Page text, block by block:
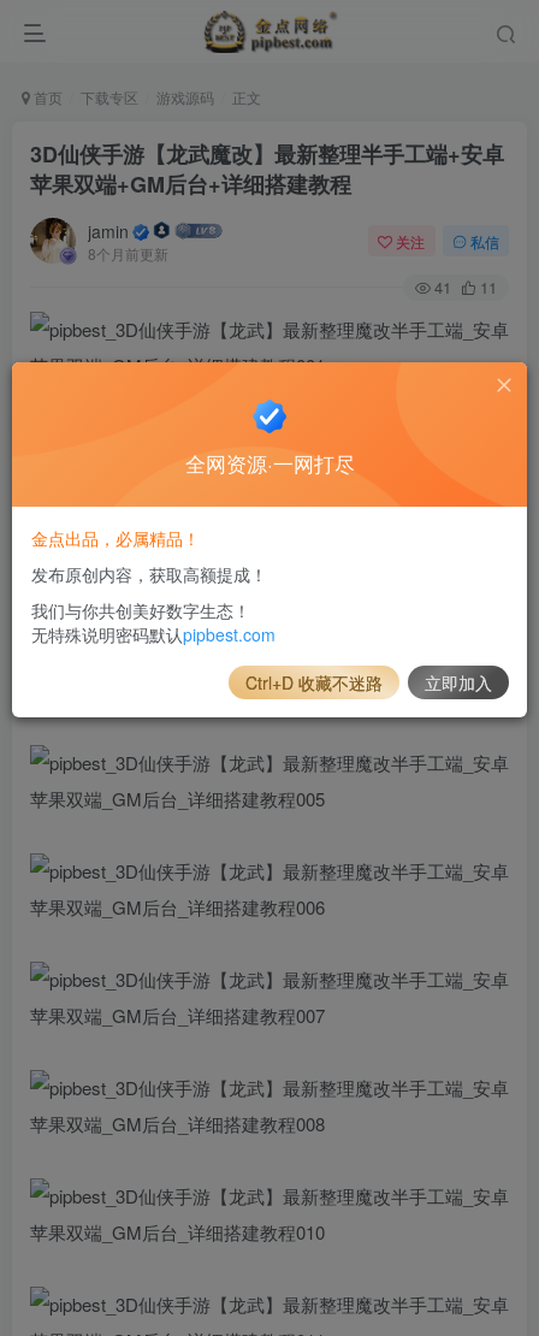
首页 下载专区 游戏源码 正文
3D仙侠手游【龙武魔改】最新整理半手工端+安卓
苹果双端+GM后台+详细搭建教程
jamin
8个月前更新
关注 私信
41 11
全网资源·一网打尽
金点出品，必属精品！
发布原创内容，获取高额提成！
我们与你共创美好数字生态！
无特殊说明密码默认pipbest.com
Ctrl+D 收藏不迷路 立即加入